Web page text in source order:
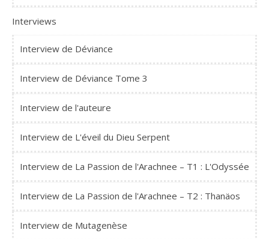
Interviews
Interview de Déviance
Interview de Déviance Tome 3
Interview de l'auteure
Interview de L'éveil du Dieu Serpent
Interview de La Passion de l'Arachnee – T1 : L'Odyssée
Interview de La Passion de l'Arachnee – T2 : Thanäos
Interview de Mutagenèse